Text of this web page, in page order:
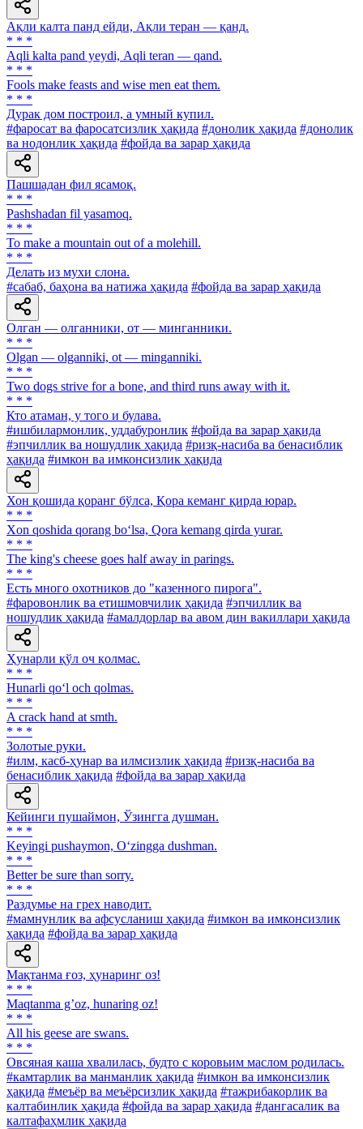
Ақли калта панд ейди, Ақли теран — қанд.
* * *
Аqli kalta pand yeydi, Аqli teran — qand.
* * *
Fools make feasts and wise men eat them.
* * *
Дурак дом построил, а умный купил.
#фаросат ва фаросатсизлик ҳақида #донолик ҳақида #донолик
ва нодонлик ҳақида #фойда ва зарар ҳақида
Пашшадан фил ясамоқ.
* * *
Pashshadan fil yasamoq.
* * *
To make a mountain out of a molehill.
* * *
Делать из мухи слона.
#сабаб, баҳона ва натижа ҳақида #фойда ва зарар ҳақида
Олган — олганники, от — минганники.
* * *
Olgan — olganniki, ot — minganniki.
* * *
Two dogs strive for a bone, and third runs away with it.
* * *
Кто атаман, у того и булава.
#ишбилармонлик, уддабуронлик #фойда ва зарар ҳақида
#эпчиллик ва ношудлик ҳақида #ризқ-насиба ва бенасиблик
ҳақида #имкон ва имконсизлик ҳақида
Хон қошида қоранг бўлса, Қора кеманг қирда юрар.
* * *
Xon qoshida qorang bo‘lsa, Qora kemang qirda yurar.
* * *
The king's cheese goes half away in parings.
* * *
Есть много охотников до "казенного пирога".
#фаровонлик ва етишмовчилик ҳақида #эпчиллик ва
ношудлик ҳақида #амалдорлар ва авом дин вакиллари ҳақида
Ҳунарли қўл оч қолмас.
* * *
Hunarli qo‘l och qolmas.
* * *
A crack hand at smth.
* * *
Золотые руки.
#илм, касб-ҳунар ва илмсизлик ҳақида #ризқ-насиба ва
бенасиблик ҳақида #фойда ва зарар ҳақида
Кейинги пушаймон, Ўзингга душман.
* * *
Keyingi pushaymon, O‘zingga dushman.
* * *
Better be sure than sorry.
* * *
Раздумье на грех наводит.
#мамнунлик ва афсусланиш ҳақида #имкон ва имконсизлик
ҳақида #фойда ва зарар ҳақида
Мақтанма ғоз, ҳунаринг оз!
* * *
Maqtanma gʼoz, hunaring oz!
* * *
All his geese are swans.
* * *
Овсяная каша хвалилась, будто с коровьим маслом родилась.
#камтарлик ва манманлик ҳақида #имкон ва имконсизлик
ҳақида #меъёр ва меъёрсизлик ҳақида #тажрибакорлик ва
калтабинлик ҳақида #фойда ва зарар ҳақида #дангасалик ва
калтафаҳмлик ҳақида